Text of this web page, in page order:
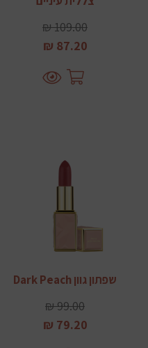
109.00 ₪
87.20 ₪
שפתון גוון Dark Peach
99.00 ₪
79.20 ₪